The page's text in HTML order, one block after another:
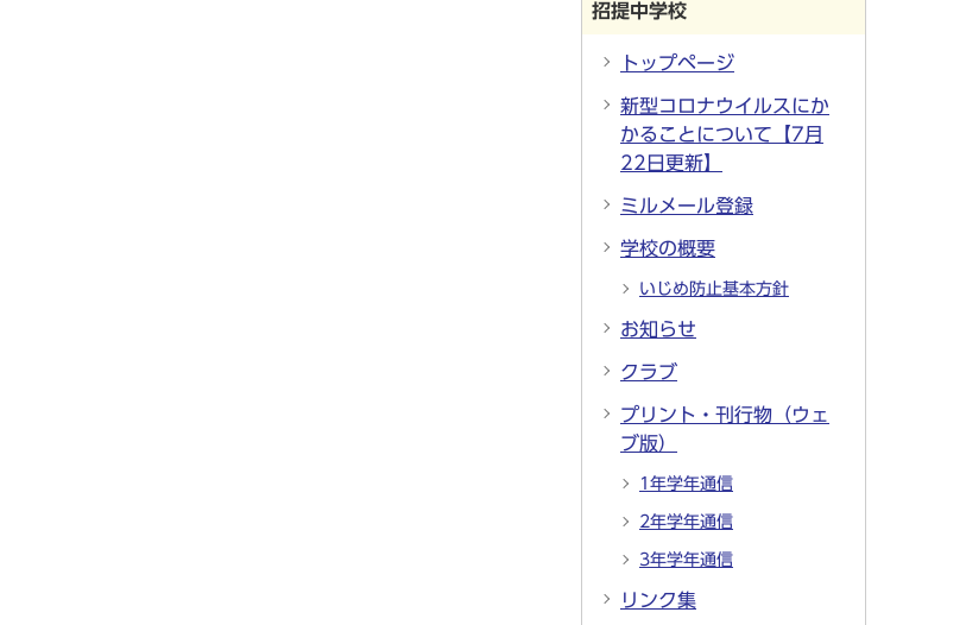
招提中学校
トップページ
新型コロナウイルスにか
かることについて【7月
22日更新】
ミルメール登録
学校の概要
いじめ防止基本方針
お知らせ
クラブ
プリント・刊行物（ウェ
ブ版）
1年学年通信
2年学年通信
3年学年通信
リンク集